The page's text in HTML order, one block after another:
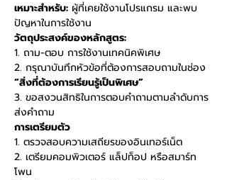
เหมาะสำหรับ: ผู้ที่เคยใช้งานโปรแกรม และพบ
ปัญหาในการใช้งาน
วัตถุประสงค์ของหลักสูตร:
1. ถาม-ตอบ การใช้งานเทคนิคพิเศษ
2. กรุณาบันทึกหัวข้อที่ต้องการสอบถามในช่อง
“สิ่งที่ต้องการเรียนรู้เป็นพิเศษ”
3. ขอสงวนสิทธิในการตอบคำถามตามลำดับการ
ส่งคำถาม
การเตรียมตัว
1. ตรวจสอบความเสถียรของอินเทอร์เน็ต
2. เตรียมคอมพิวเตอร์ แล็ปท็อป หรือสมาร์ท
โพน